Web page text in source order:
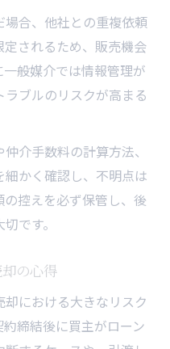
合、他社との重複依頼
されるため、販売機会
般媒介では情報管理が
ブルのリスクが高まる
介手数料の計算方法、
かく確認し、不明点は
控えを必ず保管し、後
です。
の心得
における大きなリスク
締結後に買主がローン